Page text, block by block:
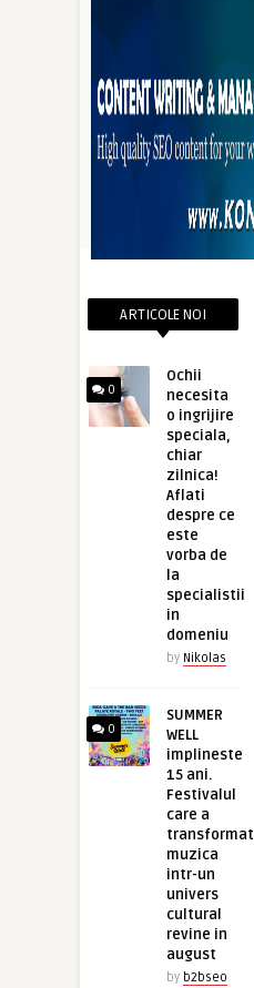
ARTICOLE NOI
0
Ochii
necesita
o ingrijire
speciala,
chiar
zilnica!
Aflati
despre ce
este
vorba de
la
specialistii
in
domeniu
by Nikolas
0
SUMMER
WELL
implineste
15 ani.
Festivalul
care a
transformat
muzica
intr-un
univers
cultural
revine in
august
by b2bseo